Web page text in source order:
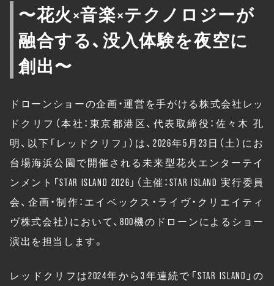
〜花火×音楽×テクノロジーが
融合する、没入体験を夜空に
創出〜
ドローンショーの企画・運営を手がける株式会社レッ
ドクリフ（本社：東京都港区、代表取締役：佐々木 孔
明、以下「レッドクリフ」）は、2026年5月23日（土）にお
台場海浜公園で開催される未来型花火エンターテイ
ンメント「STAR ISLAND 2026」（主催：STAR ISLAND 実行委員
会、企画・制作：エイベックス・ライヴ・クリエイティ
ヴ株式会社）において、800機のドローンによるショー
演出を担当します。
レッドクリフは2024年から3年連続で「STAR ISLAND」の